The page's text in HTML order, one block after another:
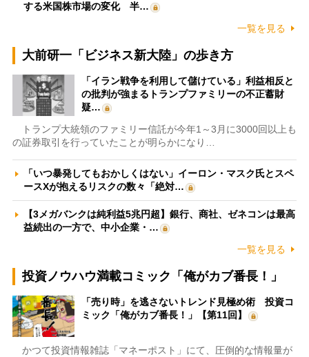
する米国株市場の変化 半…
一覧を見る
大前研一「ビジネス新大陸」の歩き方
「イラン戦争を利用して儲けている」利益相反と
の批判が強まるトランプファミリーの不正蓄財
疑…
トランプ大統領のファミリー信託が今年1～3月に3000回以上も
の証券取引を行っていたことが明らかになり…
「いつ暴発してもおかしくはない」イーロン・マスク氏とスペ
ースXが抱えるリスクの数々「絶対…
【3メガバンクは純利益5兆円超】銀行、商社、ゼネコンは最高
益続出の一方で、中小企業・…
一覧を見る
投資ノウハウ満載コミック「俺がカブ番長！」
「売り時」を逃さないトレンド見極め術 投資コ
ミック「俺がカブ番長！」【第11回】
かつて投資情報雑誌「マネーポスト」にて、圧倒的な情報量が